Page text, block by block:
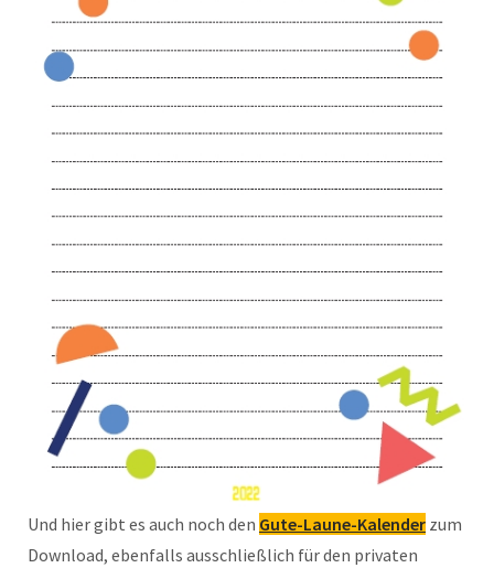
Und hier gibt es auch noch den Gute-Laune-Kalender zum
Download, ebenfalls ausschließlich für den privaten